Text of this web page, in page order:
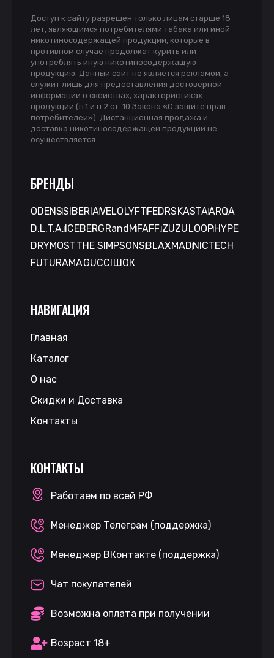
Доступ к сайту разрешен только лицам старше 18
лет, являющимся потребителями табака или иной
никотиносодержащей продукции, которые в
противном случае продолжат курить или
употреблять иную никотиносодержащую
продукцию. Данный сайт не является рекламой, а
служит лишь для предоставления достоверной
информации о свойствах, характеристиках
продукции (п.1 и п.2 ст. 10 Закона «О защите прав
потребителей»). Дистанционная продажа и
доставка никотиносодержащей продукции не
осуществляется.
БРЕНДЫ
ODENSSIBERIAVELO LYFT FEDRS KASTAARQA
D.L.T.A. ICEBERG RandM FAFF.ZUZU LOOPHYPE
DRYMOSTTHE SIMPSONS BLAXMAD NICTECH
FUTURAMAGUCCI ШОК
НАВИГАЦИЯ
Главная
Каталог
О нас
Скидки и Доставка
Контакты
КОНТАКТЫ
Работаем по всей РФ
Менеджер Телеграм (поддержка)
Менеджер ВКонтакте (поддержка)
Чат покупателей
Возможна оплата при получении
Возраст 18+